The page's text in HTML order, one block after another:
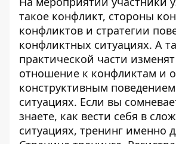
такое конфликт, стороны
конфликтов и стратегии
конфликтных ситуациях. А
практической части
отношение к конфликтам и
конструктивным
ситуациях. Если вы
знаете, как вести себя в
ситуациях, тренинг именно